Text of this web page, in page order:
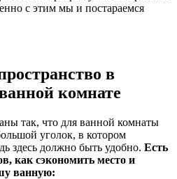
с этим мы и постараемся
в
комнате
так, что для ванной комнаты
уголок, в котором
здесь должно быть удобно. Есть
как сэкономить место и
ванную: